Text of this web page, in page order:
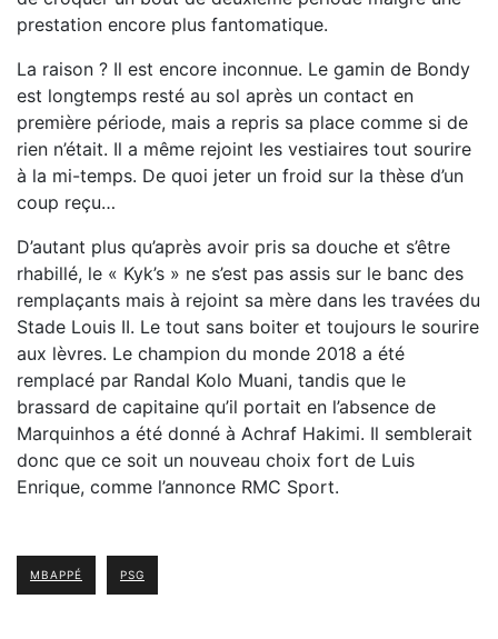
prestation encore plus fantomatique.
La raison ? Il est encore inconnue. Le gamin de Bondy
est longtemps resté au sol après un contact en
première période, mais a repris sa place comme si de
rien n’était. Il a même rejoint les vestiaires tout sourire
à la mi-temps. De quoi jeter un froid sur la thèse d’un
coup reçu…
D’autant plus qu’après avoir pris sa douche et s’être
rhabillé, le « Kyk’s » ne s’est pas assis sur le banc des
remplaçants mais à rejoint sa mère dans les travées du
Stade Louis II. Le tout sans boiter et toujours le sourire
aux lèvres. Le champion du monde 2018 a été
remplacé par Randal Kolo Muani, tandis que le
brassard de capitaine qu’il portait en l’absence de
Marquinhos a été donné à Achraf Hakimi. Il semblerait
donc que ce soit un nouveau choix fort de Luis
Enrique, comme l’annonce RMC Sport.
MBAPPÉ PSG